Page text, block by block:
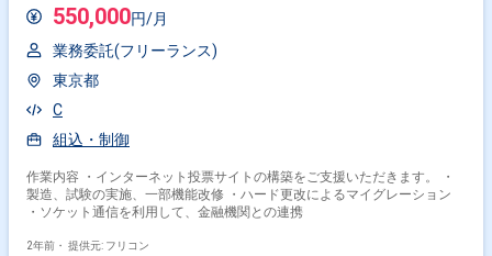
550,000円/月
業務委託(フリーランス)
東京都
C
組込・制御
作業内容 ・インターネット投票サイトの構築をご支援いただきます。 ・
製造、試験の実施、一部機能改修 ・ハード更改によるマイグレーション
・ソケット通信を利用して、金融機関との連携
2年前・ 提供元: フリコン